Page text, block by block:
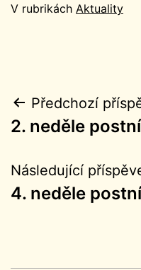
V rubrikách Aktuality
Navigace
pro
příspěvek
Předchozí
2. neděle
Následující
4. neděle